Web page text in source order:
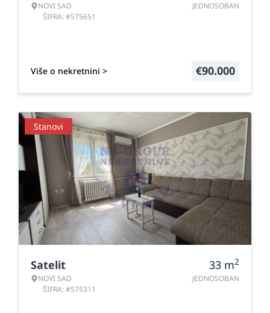
NOVI SAD
ŠIFRA: #575651
JEDNOSOBAN
Više o nekretnini > €90.000
Stanovi
Satelit
NOVI SAD
ŠIFRA: #575311
33 m2
JEDNOSOBAN